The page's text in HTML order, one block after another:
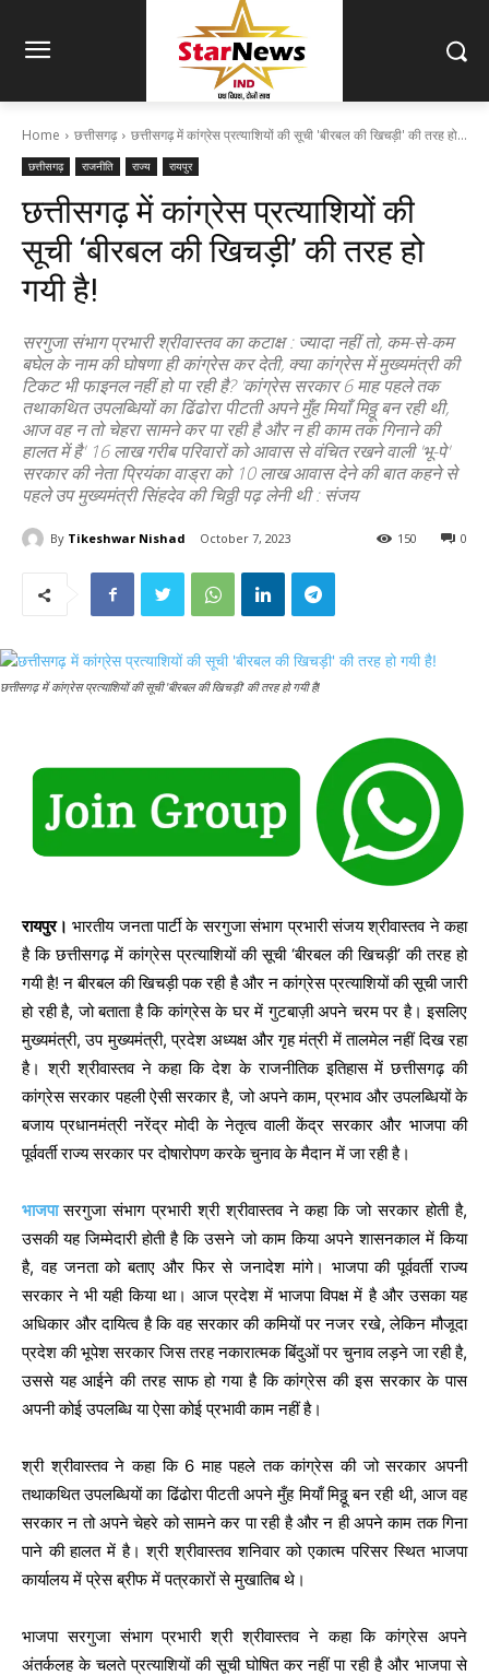
Home छत्तीसगढ़ छत्तीसगढ़ में कांग्रेस प्रत्याशियों की सूची 'बीरबल की खिचड़ी' की तरह हो...
छत्तीसगढ़ राजनीति राज्य रायपुर
छत्तीसगढ़ में कांग्रेस प्रत्याशियों की
सूची ‘बीरबल की खिचड़ी’ की तरह हो
गयी है!
सरगुजा संभाग प्रभारी श्रीवास्तव का कटाक्ष : ज्यादा नहीं तो, कम-से-कम
बघेल के नाम की घोषणा ही कांग्रेस कर देती, क्या कांग्रेस में मुख्यमंत्री की
टिकट भी फाइनल नहीं हो पा रही है? 'कांग्रेस सरकार 6 माह पहले तक
तथाकथित उपलब्धियों का ढिंढोरा पीटती अपने मुँह मियाँ मिठ्ठू बन रही थी,
आज वह न तो चेहरा सामने कर पा रही है और न ही काम तक गिनाने की
हालत में है' 16 लाख गरीब परिवारों को आवास से वंचित रखने वाली 'भू-पे'
सरकार की नेता प्रियंका वाड्रा को 10 लाख आवास देने की बात कहने से
पहले उप मुख्यमंत्री सिंहदेव की चिठ्ठी पढ़ लेनी थी : संजय
By Tikeshwar Nishad October 7, 2023 0
150
छत्तीसगढ़ में कांग्रेस प्रत्याशियों की सूची 'बीरबल की खिचड़ी' की तरह हो गयी है!
रायपुर। भारतीय जनता पार्टी के सरगुजा संभाग प्रभारी संजय श्रीवास्तव ने कहा
है कि छत्तीसगढ़ में कांग्रेस प्रत्याशियों की सूची ‘बीरबल की खिचड़ी’ की तरह हो
गयी है! न बीरबल की खिचड़ी पक रही है और न कांग्रेस प्रत्याशियों की सूची जारी
हो रही है, जो बताता है कि कांग्रेस के घर में गुटबाज़ी अपने चरम पर है। इसलिए
मुख्यमंत्री, उप मुख्यमंत्री, प्रदेश अध्यक्ष और गृह मंत्री में तालमेल नहीं दिख रहा
है। श्री श्रीवास्तव ने कहा कि देश के राजनीतिक इतिहास में छत्तीसगढ़ की
कांग्रेस सरकार पहली ऐसी सरकार है, जो अपने काम, प्रभाव और उपलब्धियों के
बजाय प्रधानमंत्री नरेंद्र मोदी के नेतृत्व वाली केंद्र सरकार और भाजपा की
पूर्ववर्ती राज्य सरकार पर दोषारोपण करके चुनाव के मैदान में जा रही है।
भाजपा सरगुजा संभाग प्रभारी श्री श्रीवास्तव ने कहा कि जो सरकार होती है,
उसकी यह जिम्मेदारी होती है कि उसने जो काम किया अपने शासनकाल में किया
है, वह जनता को बताए और फिर से जनादेश मांगे। भाजपा की पूर्ववर्ती राज्य
सरकार ने भी यही किया था। आज प्रदेश में भाजपा विपक्ष में है और उसका यह
अधिकार और दायित्व है कि वह सरकार की कमियों पर नजर रखे, लेकिन मौजूदा
प्रदेश की भूपेश सरकार जिस तरह नकारात्मक बिंदुओं पर चुनाव लड़ने जा रही है,
उससे यह आईने की तरह साफ हो गया है कि कांग्रेस की इस सरकार के पास
अपनी कोई उपलब्धि या ऐसा कोई प्रभावी काम नहीं है।
श्री श्रीवास्तव ने कहा कि 6 माह पहले तक कांग्रेस की जो सरकार अपनी
तथाकथित उपलब्धियों का ढिंढोरा पीटती अपने मुँह मियाँ मिठ्ठू बन रही थी, आज वह
सरकार न तो अपने चेहरे को सामने कर पा रही है और न ही अपने काम तक गिना
पाने की हालत में है। श्री श्रीवास्तव शनिवार को एकात्म परिसर स्थित भाजपा
कार्यालय में प्रेस ब्रीफ में पत्रकारों से मुखातिब थे।
भाजपा सरगुजा संभाग प्रभारी श्री श्रीवास्तव ने कहा कि कांग्रेस अपने
अंतर्कलह के चलते प्रत्याशियों की सूची घोषित कर नहीं पा रही है और भाजपा से